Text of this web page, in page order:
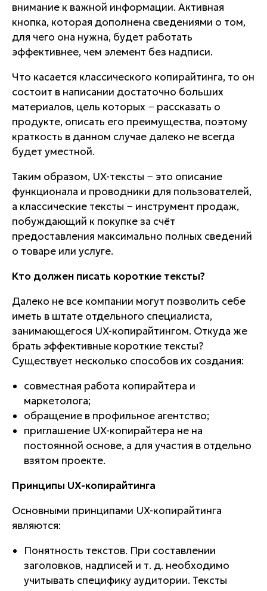
внимание к важной информации. Активная
кнопка, которая дополнена сведениями о том,
для чего она нужна, будет работать
эффективнее, чем элемент без надписи.
Что касается классического копирайтинга, то он
состоит в написании достаточно больших
материалов, цель которых − рассказать о
продукте, описать его преимущества, поэтому
краткость в данном случае далеко не всегда
будет уместной.
Таким образом, UX-тексты − это описание
функционала и проводники для пользователей,
а классические тексты − инструмент продаж,
побуждающий к покупке за счёт
предоставления максимально полных сведений
о товаре или услуге.
Кто должен писать короткие тексты?
Далеко не все компании могут позволить себе
иметь в штате отдельного специалиста,
занимающегося UX-копирайтингом. Откуда же
брать эффективные короткие тексты?
Существует несколько способов их создания:
совместная работа копирайтера и
маркетолога;
обращение в профильное агентство;
приглашение UX-копирайтера не на
постоянной основе, а для участия в отдельно
взятом проекте.
Принципы UX-копирайтинга
Основными принципами UX-копирайтинга
являются:
Понятность текстов. При составлении
заголовков, надписей и т. д. необходимо
учитывать специфику аудитории. Тексты